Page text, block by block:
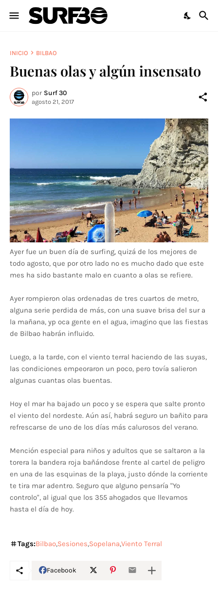
INICIO BILBAO
Buenas olas y algún insensato
por Surf 30
agosto 21, 2017
Ayer fue un buen día de surfing, quizá de los mejores de
todo agosto, que por otro lado no es mucho dado que este
mes ha sido bastante malo en cuanto a olas se refiere.
Ayer rompieron olas ordenadas de tres cuartos de metro,
alguna serie perdida de más, con una suave brisa del sur a
la mañana, yp oca gente en el agua, imagino que las fiestas
de Bilbao habrán influido.
Luego, a la tarde, con el viento terral haciendo de las suyas,
las condiciones empeoraron un poco, pero tovía salieron
algunas cuantas olas buentas.
Hoy el mar ha bajado un poco y se espera que salte pronto
el viento del nordeste. Aún así, habrá seguro un bañito para
refrescarse de uno de los días más calurosos del verano.
Mención especial para niños y adultos que se saltaron a la
torera la bandera roja bañándose frente al cartel de peligro
en una de las esquinas de la playa, justo dónde la corriente
te tira mar adentro. Seguro que alguno pensaría "Yo
controlo", al igual que los 355 ahogados que llevamos
hasta el día de hoy.
Tags:Bilbao Sesiones Sopelana Viento Terral
Facebook